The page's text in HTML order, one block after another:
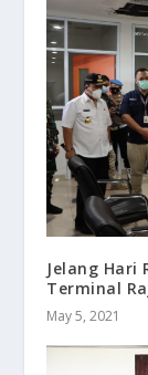
Jelang Hari
Terminal
May 5, 2021